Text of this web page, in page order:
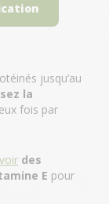
jusqu’au
la
fois par
des
E pour